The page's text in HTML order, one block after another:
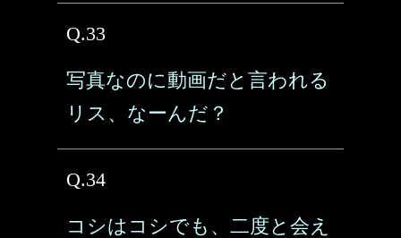
Q.33
写真なのに動画だと言われる
リス、なーんだ？
Q.34
コシはコシでも、二度と会え